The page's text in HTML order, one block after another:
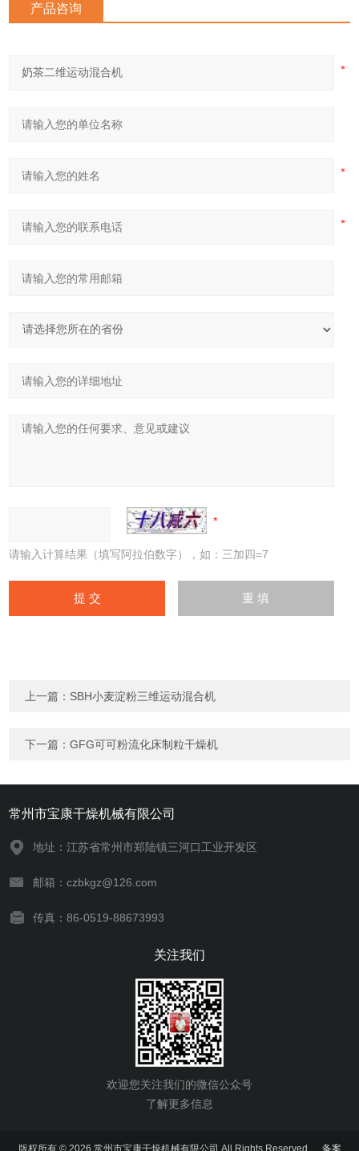
产品咨询
请输入计算结果（填写阿拉伯数字），如：三加四=7
上一篇： SBH小麦淀粉三维运动混合机
下一篇：GFG可可粉流化床制粒干燥机
常州市宝康干燥机械有限公司
地址：江苏省常州市郑陆镇三河口工业开发区
邮箱：czbkgz@126.com
传真：86-0519-88673993
关注我们
欢迎您关注我们的微信公众号
了解更多信息
版权所有 © 2026 常州市宝康干燥机械有限公司 All Rights Reserved 备案